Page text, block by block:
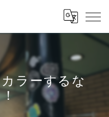
ラーするな